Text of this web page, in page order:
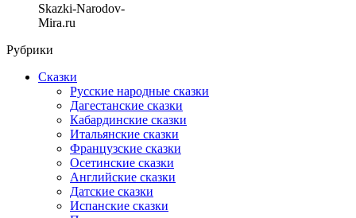
Skazki-Narodov-
Mira.ru
Рубрики
Сказки
Русские народные сказки
Дагестанские сказки
Кабардинские сказки
Итальянские сказки
Французские сказки
Осетинские сказки
Английские сказки
Датские сказки
Испанские сказки